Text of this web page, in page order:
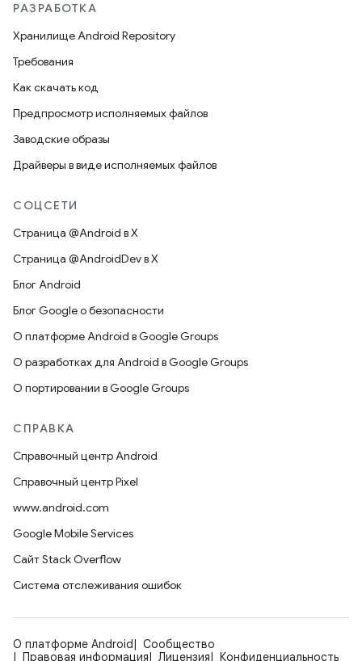
РАЗРАБОТКА
Хранилище Android Repository
Требования
Как скачать код
Предпросмотр исполняемых файлов
Заводские образы
Драйверы в виде исполняемых файлов
СОЦСЕТИ
Страница @Android в X
Страница @AndroidDev в X
Блог Android
Блог Google о безопасности
О платформе Android в Google Groups
О разработках для Android в Google Groups
О портировании в Google Groups
СПРАВКА
Справочный центр Android
Справочный центр Pixel
www.android.com
Google Mobile Services
Сайт Stack Overflow
Система отслеживания ошибок
О платформе Android
Сообщество
Правовая информация
Лицензия Конфиденциальность